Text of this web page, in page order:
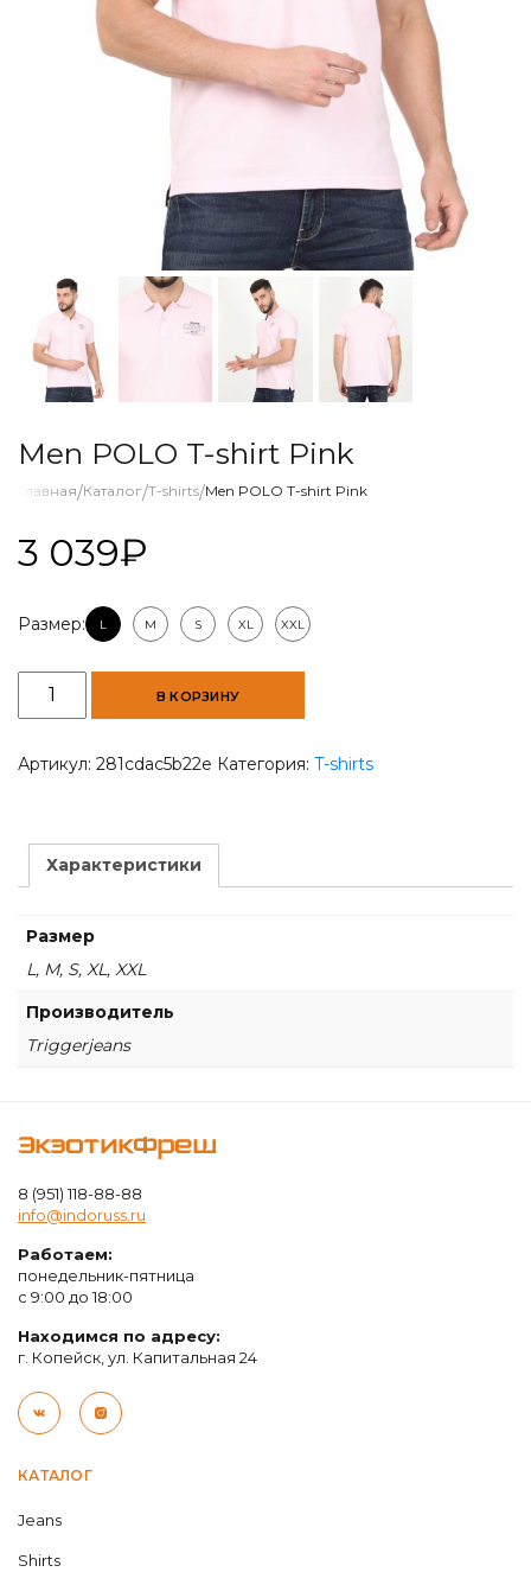
Men POLO T-shirt Pink
Главная/Каталог/T-shirts/Men POLO T-shirt Pink
3 039₽
Размер: L M S XL XXL
Количество
товара
POLO
В КОРЗИНУ
Артикул: 281cdac5b22e Категория: T-shirts
Характеристики
Размер
L, M, S, XL, XXL
Производитель
Triggerjeans
КАТАЛОГ
Jeans
Shirts
ЭкзотикФреш
8 (951) 118-88-88
info@indoruss.ru
Работаем:
понедельник-пятница
с 9:00 до 18:00
Находимся по адресу:
г. Копейск, ул. Капитальная 24